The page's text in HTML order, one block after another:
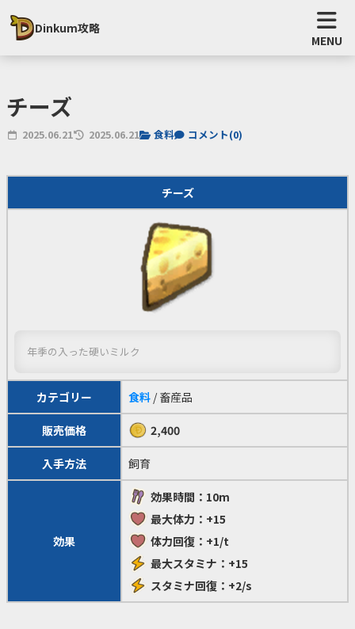
Dinkum攻略
MENU
チーズ
2025.06.21 2025.06.21 食料 コメント(0)
チーズ
年季の入った硬いミルク
カテゴリー 食料 / 畜産品
販売価格 2,400
入手方法 飼育
効果
効果時間：10m
最大体力：+15
体力回復：+1/t
最大スタミナ：+15
スタミナ回復：+2/s